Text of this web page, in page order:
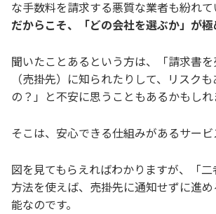
な手数料を請求する悪質な業者も紛れて
だからこそ、「どの会社を選ぶか」が
聞いたことあるという方は、「請求書
（売掛先）に知られたりして、リスク
の？」と不安に思うこともあるかもしれ
そこは、安心できる仕組みがあるサービ
図を見てもらえればわかりますが、「
方法を使えば、売掛先に通知せずに進
能なのです。